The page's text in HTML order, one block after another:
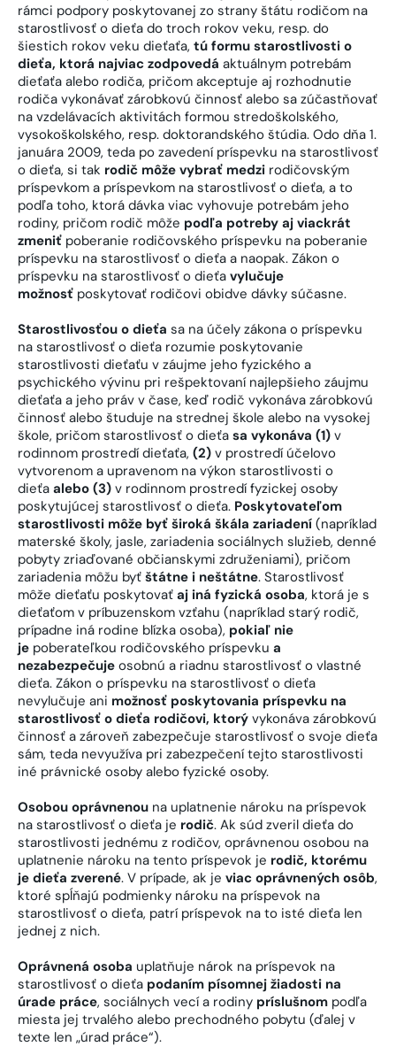
rámci podpory poskytovanej zo strany štátu rodičom na
starostlivosť o dieťa do troch rokov veku, resp. do
šiestich rokov veku dieťaťa, tú formu starostlivosti o
dieťa, ktorá najviac zodpovedá aktuálnym potrebám
dieťaťa alebo rodiča, pričom akceptuje aj rozhodnutie
rodiča vykonávať zárobkovú činnosť alebo sa zúčastňovať
na vzdelávacích aktivitách formou stredoškolského,
vysokoškolského, resp. doktorandského štúdia. Odo dňa 1.
januára 2009, teda po zavedení príspevku na starostlivosť
o dieťa, si tak rodič môže vybrať medzi rodičovským
príspevkom a príspevkom na starostlivosť o dieťa, a to
podľa toho, ktorá dávka viac vyhovuje potrebám jeho
rodiny, pričom rodič môže podľa potreby aj viackrát
zmeniť poberanie rodičovského príspevku na poberanie
príspevku na starostlivosť o dieťa a naopak. Zákon o
príspevku na starostlivosť o dieťa vylučuje
možnosť poskytovať rodičovi obidve dávky súčasne.
Starostlivosťou o dieťa sa na účely zákona o príspevku
na starostlivosť o dieťa rozumie poskytovanie
starostlivosti dieťaťu v záujme jeho fyzického a
psychického vývinu pri rešpektovaní najlepšieho záujmu
dieťaťa a jeho práv v čase, keď rodič vykonáva zárobkovú
činnosť alebo študuje na strednej škole alebo na vysokej
škole, pričom starostlivosť o dieťa sa vykonáva (1) v
rodinnom prostredí dieťaťa, (2) v prostredí účelovo
vytvorenom a upravenom na výkon starostlivosti o
dieťa alebo (3) v rodinnom prostredí fyzickej osoby
poskytujúcej starostlivosť o dieťa. Poskytovateľom
starostlivosti môže byť široká škála zariadení (napríklad
materské školy, jasle, zariadenia sociálnych služieb, denné
pobyty zriaďované občianskymi združeniami), pričom
zariadenia môžu byť štátne i neštátne. Starostlivosť
môže dieťaťu poskytovať aj iná fyzická osoba, ktorá je s
dieťaťom v príbuzenskom vzťahu (napríklad starý rodič,
prípadne iná rodine blízka osoba), pokiaľ nie
je poberateľkou rodičovského príspevku a
nezabezpečuje osobnú a riadnu starostlivosť o vlastné
dieťa. Zákon o príspevku na starostlivosť o dieťa
nevylučuje ani možnosť poskytovania príspevku na
starostlivosť o dieťa rodičovi, ktorý vykonáva zárobkovú
činnosť a zároveň zabezpečuje starostlivosť o svoje dieťa
sám, teda nevyužíva pri zabezpečení tejto starostlivosti
iné právnické osoby alebo fyzické osoby.
Osobou oprávnenou na uplatnenie nároku na príspevok
na starostlivosť o dieťa je rodič. Ak súd zveril dieťa do
starostlivosti jednému z rodičov, oprávnenou osobou na
uplatnenie nároku na tento príspevok je rodič, ktorému
je dieťa zverené. V prípade, ak je viac oprávnených osôb,
ktoré spĺňajú podmienky nároku na príspevok na
starostlivosť o dieťa, patrí príspevok na to isté dieťa len
jednej z nich.
Oprávnená osoba uplatňuje nárok na príspevok na
starostlivosť o dieťa podaním písomnej žiadosti na
úrade práce, sociálnych vecí a rodiny príslušnom podľa
miesta jej trvalého alebo prechodného pobytu (ďalej v
texte len „úrad práce“).